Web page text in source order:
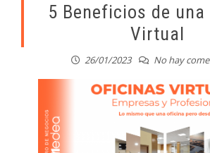
5 Beneficios de
Virtual
26/01/2023 No hay